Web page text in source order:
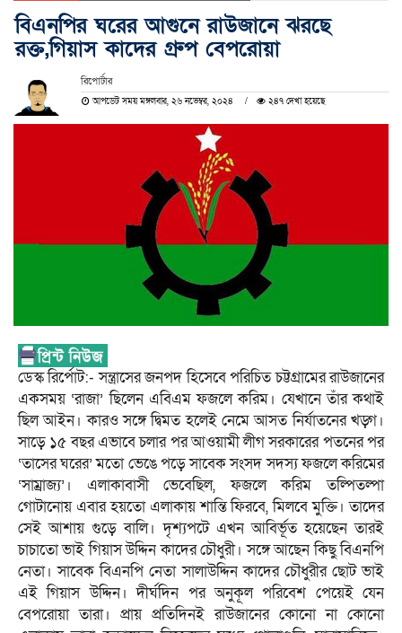
বিএনপির ঘরের আগুনে রাউজানে ঝরছে
রক্ত,গিয়াস কাদের গ্রুপ বেপরোয়া
রিপোর্টার
আপডেট সময় মঙ্গলবার, ২৬ নভেম্বর, ২০২৪ ২৪৭ দেখা হয়েছে
ডেস্ক রির্পোট:- সন্ত্রাসের জনপদ হিসেবে পরিচিত চট্টগ্রামের রাউজানের
একসময় ‘রাজা’ ছিলেন এবিএম ফজলে করিম। যেখানে তাঁর কথাই
ছিল আইন। কারও সঙ্গে দ্বিমত হলেই নেমে আসত নির্যাতনের খড়্গ।
সাড়ে ১৫ বছর এভাবে চলার পর আওয়ামী লীগ সরকারের পতনের পর
‘তাসের ঘরের’ মতো ভেঙে পড়ে সাবেক সংসদ সদস্য ফজলে করিমের
‘সাম্রাজ্য’। এলাকাবাসী ভেবেছিল, ফজলে করিম তল্পিতল্পা
গোটানোয় এবার হয়তো এলাকায় শান্তি ফিরবে, মিলবে মুক্তি। তাদের
সেই আশায় গুড়ে বালি। দৃশ্যপটে এখন আবির্ভূত হয়েছেন তারই
চাচাতো ভাই গিয়াস উদ্দিন কাদের চৌধুরী। সঙ্গে আছেন কিছু বিএনপি
নেতা। সাবেক বিএনপি নেতা সালাউদ্দিন কাদের চৌধুরীর ছোট ভাই
এই গিয়াস উদ্দিন। দীর্ঘদিন পর অনুকূল পরিবেশ পেয়েই যেন
বেপরোয়া তারা। প্রায় প্রতিদিনই রাউজানের কোনো না কোনো